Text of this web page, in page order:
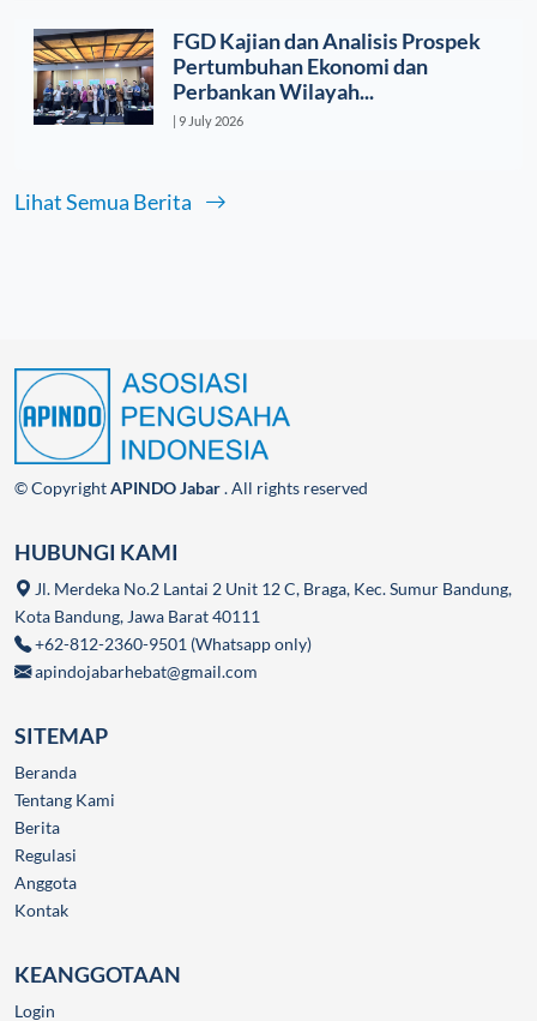
FGD Kajian dan Analisis Prospek
Pertumbuhan Ekonomi dan
Perbankan Wilayah...
| 9 July 2026
Lihat Semua Berita
© CopyrightAPINDO Jabar. All rights reserved
HUBUNGI KAMI
Jl. Merdeka No.2 Lantai 2 Unit 12 C, Braga, Kec. Sumur Bandung,
Kota Bandung, Jawa Barat 40111
+62-812-2360-9501 (Whatsapp only)
apindojabarhebat@gmail.com
SITEMAP
Beranda
Tentang Kami
Berita
Regulasi
Anggota
Kontak
KEANGGOTAAN
Login